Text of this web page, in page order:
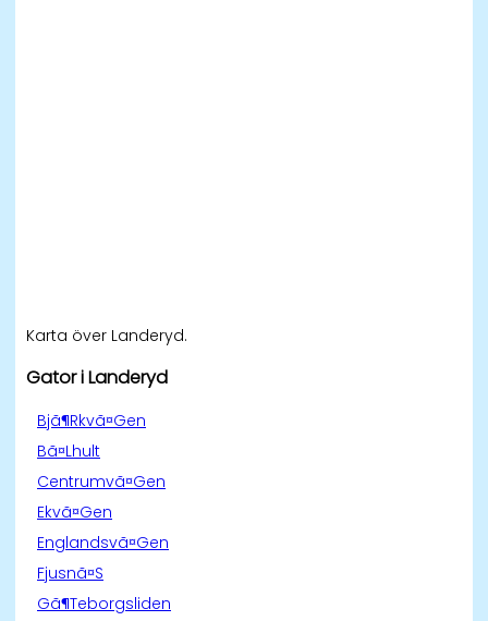
Karta över Landeryd.
Gator i Landeryd
Bjã¶Rkvã¤Gen
Bã¤Lhult
Centrumvã¤Gen
Ekvã¤Gen
Englandsvã¤Gen
Fjusnã¤S
Gã¶Teborgsliden